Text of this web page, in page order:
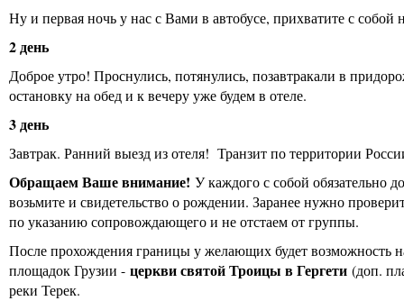
Ну и первая ночь у нас с Вами в автобусе, прихватите с
2 день
Доброе утро! Проснулись, потянулись, позавтракали в
остановку на обед и к вечеру уже будем в отеле.
3 день
Завтрак. Ранний выезд из отеля! Транзит по территории
Обращаем Ваше внимание! У каждого с собой обязательно
возьмите и свидетельство о рождении. Заранее нужно
по указанию сопровождающего и не отстаем от группы.
После прохождения границы у желающих будет возможность
площадок Грузии - церкви святой Троицы в Гергети (доп.
реки Терек.